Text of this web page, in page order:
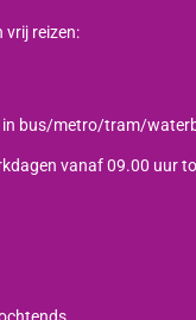
en het webverkeer te
van cookies, klik je op
vrij reizen:
in bus/metro/tram/
vanaf 09.00 uur